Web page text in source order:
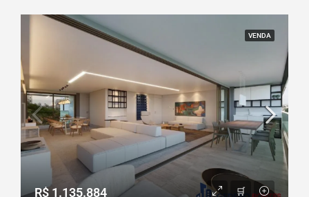
VENDA
R$ 1.135.884